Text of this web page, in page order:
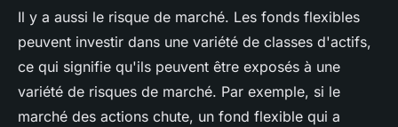
Il y a aussi le risque de marché. Les fonds flexibles
peuvent investir dans une variété de classes d'actifs,
ce qui signifie qu'ils peuvent être exposés à une
variété de risques de marché. Par exemple, si le
marché des actions chute, un fond flexible qui a